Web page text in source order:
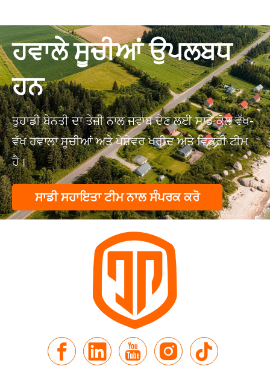
ਹਵਾਲੇ ਸੂਚੀਆਂ ਉਪਲਬਧ
ਹਨ
ਤੁਹਾਡੀ ਬੇਨਤੀ ਦਾ ਤੇਜ਼ੀ ਨਾਲ ਜਵਾਬ ਦੇਣ ਲਈ ਸਾਡੇ ਕੋਲ ਵੱਖ-
ਵੱਖ ਹਵਾਲਾ ਸੂਚੀਆਂ ਅਤੇ ਪੇਸ਼ੇਵਰ ਖਰੀਦ ਅਤੇ ਵਿਕਰੀ ਟੀਮ
ਹੈ।
ਸਾਡੀ ਸਹਾਇਤਾ ਟੀਮ ਨਾਲ ਸੰਪਰਕ ਕਰੋ